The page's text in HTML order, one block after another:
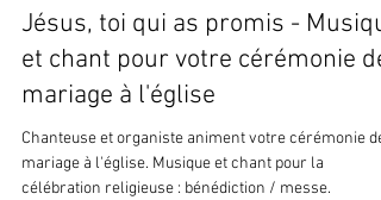
Jésus, toi qui as promis -
et chant pour votre cérémonie de
mariage à l'église
Chanteuse et organiste animent votre cérémonie de
mariage à l'église. Musique et chant pour la
célébration religieuse : bénédiction / messe.